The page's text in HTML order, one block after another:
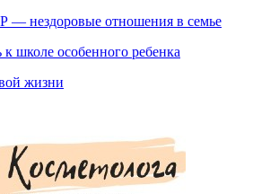
— нездоровые отношения в семье
к школе особенного ребенка
жизни